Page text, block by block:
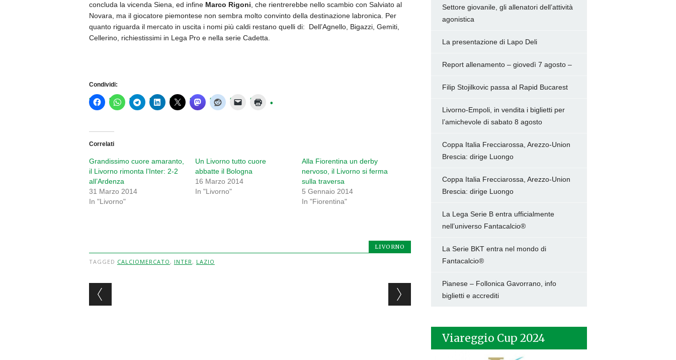
concluda la vicenda Siena, ed infine Marco Rigoni, che rientrerebbe nello scambio con Salviato al
Novara, ma il giocatore piemontese non sembra molto convinto della destinazione labronica. Per
quanto riguarda il mercato in uscita i nomi più caldi restano quelli di: Dell’Agnello, Bigazzi, Gemiti,
Cellerino, richiestissimi in Lega Pro e nella serie Cadetta.
Condividi:
Correlati
Grandissimo cuore amaranto,
il Livorno rimonta l’Inter: 2-2
all’Ardenza
31 Marzo 2014
In "Livorno"
Un Livorno tutto cuore
abbatte il Bologna
16 Marzo 2014
In "Livorno"
Alla Fiorentina un derby
nervoso, il Livorno si ferma
sulla traversa
5 Gennaio 2014
In "Fiorentina"
LIVORNO
TAGGED CALCIOMERCATO , INTER, LAZIO
Post navigation
Settore giovanile, gli allenatori dell’attività
agonistica
La presentazione di Lapo Deli
Report allenamento – giovedì 7 agosto –
Filip Stojilkovic passa al Rapid Bucarest
Livorno-Empoli, in vendita i biglietti per
l’amichevole di sabato 8 agosto
Coppa Italia Frecciarossa, Arezzo-Union
Brescia: dirige Luongo
Coppa Italia Frecciarossa, Arezzo-Union
Brescia: dirige Luongo
La Lega Serie B entra ufficialmente
nell’universo Fantacalcio®
La Serie BKT entra nel mondo di
Fantacalcio®
Pianese – Follonica Gavorrano, info
biglietti e accrediti
Viareggio Cup 2024